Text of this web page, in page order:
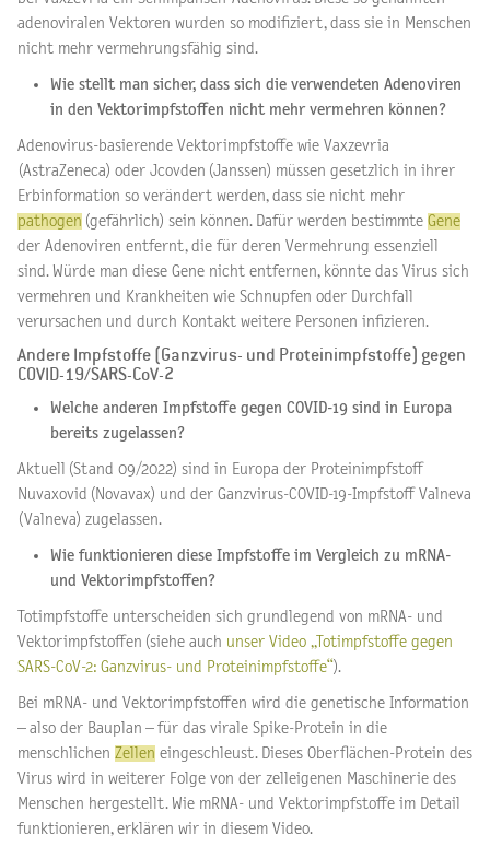
adenoviralen Vektoren wurden so modifiziert, dass sie in Menschen
nicht mehr vermehrungsfähig sind.
Wie stellt man sicher, dass sich die verwendeten Adenoviren
in den Vektorimpfstoffen nicht mehr vermehren können?
Adenovirus-basierende Vektorimpfstoffe wie Vaxzevria
(AstraZeneca) oder Jcovden (Janssen) müssen gesetzlich in ihrer
Erbinformation so verändert werden, dass sie nicht mehr
pathogen (gefährlich) sein können. Dafür werden bestimmte Gene
der Adenoviren entfernt, die für deren Vermehrung essenziell
sind. Würde man diese Gene nicht entfernen, könnte das Virus sich
vermehren und Krankheiten wie Schnupfen oder Durchfall
verursachen und durch Kontakt weitere Personen infizieren.
Andere Impfstoffe (Ganzvirus- und Proteinimpfstoffe) gegen
COVID-19/SARS-CoV-2
Welche anderen Impfstoffe gegen COVID-19 sind in Europa
bereits zugelassen?
Aktuell (Stand 09/2022) sind in Europa der Proteinimpfstoff
Nuvaxovid (Novavax) und der Ganzvirus-COVID-19-Impfstoff Valneva
(Valneva) zugelassen.
Wie funktionieren diese Impfstoffe im Vergleich zu mRNA-
und Vektorimpfstoffen?
Totimpfstoffe unterscheiden sich grundlegend von mRNA- und
Vektorimpfstoffen (siehe auch unser Video „Totimpfstoffe gegen
SARS-CoV-2: Ganzvirus- und Proteinimpfstoffe“).
Bei mRNA- und Vektorimpfstoffen wird die genetische Information
– also der Bauplan – für das virale Spike-Protein in die
menschlichen Zellen eingeschleust. Dieses Oberflächen-Protein des
Virus wird in weiterer Folge von der zelleigenen Maschinerie des
Menschen hergestellt. Wie mRNA- und Vektorimpfstoffe im Detail
funktionieren, erklären wir in diesem Video.